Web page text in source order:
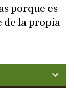
porque es
de la propia